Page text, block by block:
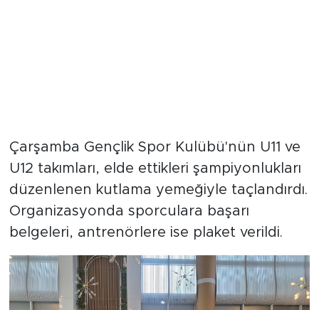
Çarşamba Gençlik Spor Kulübü'nün U11 ve
U12 takımları, elde ettikleri şampiyonlukları
düzenlenen kutlama yemeğiyle taçlandırdı.
Organizasyonda sporculara başarı
belgeleri, antrenörlere ise plaket verildi.